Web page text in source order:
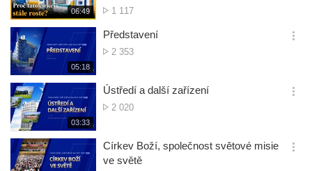
재
생
간
06:49
BožíPočet
1 117
기
재
생
간
05:18
Představení
Počet
2 353
옵
기
재
생
간
03:33
Ústředí a další zařízení
Počet
2 020
옵
기
Církev Boží, společnost světové misie
ve světě
옵